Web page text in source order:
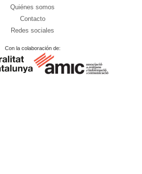
Quiénes somos
Contacto
Redes sociales
Con la colaboración de: